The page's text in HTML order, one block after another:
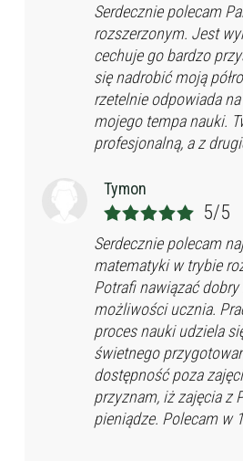
Serdecznie polecam
rozszerzonym. Jest
cechuje go bardzo
się nadrobić moją
rzetelnie odpowiada
mojego tempa nauki.
profesjonalną, a z
Tymon
5/5
Serdecznie polecam
matematyki w trybie
Potrafi nawiązać
możliwości ucznia.
proces nauki udziela
świetnego
dostępność poza
przyznam, iż zajęcia z
pieniądze. Polecam w